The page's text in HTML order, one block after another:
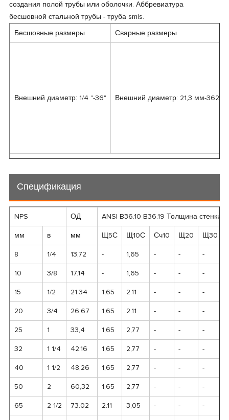
создания полой трубы или оболочки. Аббревиатура
бесшовной стальной трубы - труба smls.
Бесшовные размеры Сварные размеры
Внешний диаметр: 1/4 "-36" Внешний диаметр: 21,3 мм-3620
Спецификация
NPS ОД ANSI B36.10 B36.19 Толщина стенки
мм в мм Щ5С Щ10С Сч10 Щ20 Щ30
8 1/4 13,72 - 1,65 - - -
10 3/8 17.14 - 1,65 - - -
15 1/2 21.34 1,65 2.11 - - -
20 3/4 26,67 1,65 2.11 - - -
25 1 33,4 1,65 2,77 - - -
32 1 1/4 42.16 1,65 2,77 - - -
40 1 1/2 48,26 1,65 2,77 - - -
50 2 60,32 1,65 2,77 - - -
65 2 1/2 73.02 2.11 3,05 - - -